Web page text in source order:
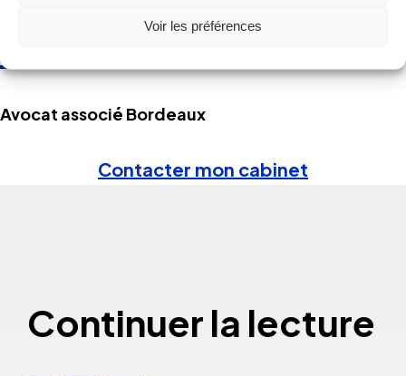
Voir les préférences
millet
Avocat associé Bordeaux
Contacter mon cabinet
Continuer la lecture